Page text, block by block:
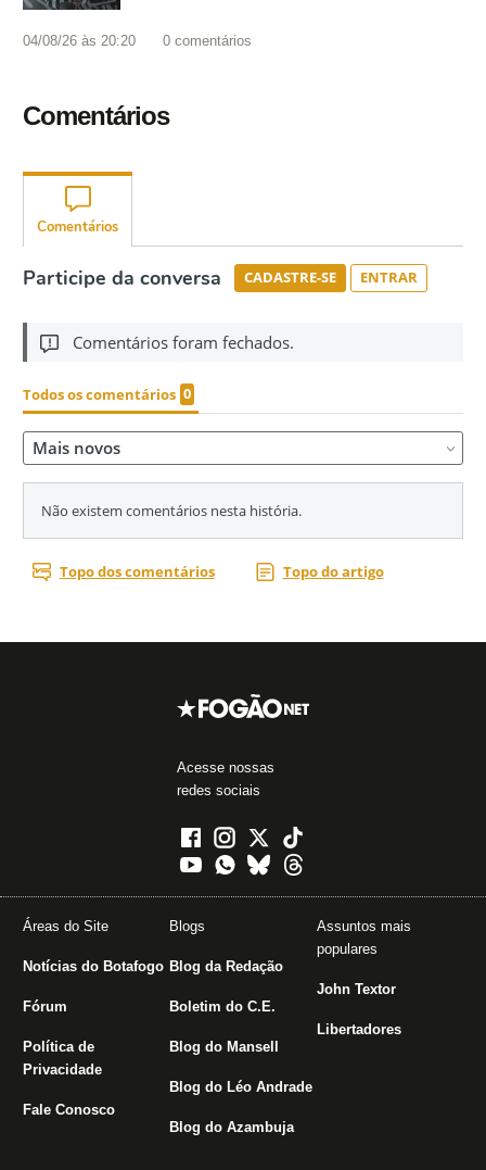
04/08/26 às 20:20 0 comentários
Comentários
Acesse nossas
redes sociais
Áreas do Site
Notícias do Botafogo
Fórum
Política de
Privacidade
Fale Conosco
Blogs
Blog da Redação
Boletim do C.E.
Blog do Mansell
Blog do Léo Andrade
Blog do Azambuja
Assuntos mais
populares
John Textor
Libertadores